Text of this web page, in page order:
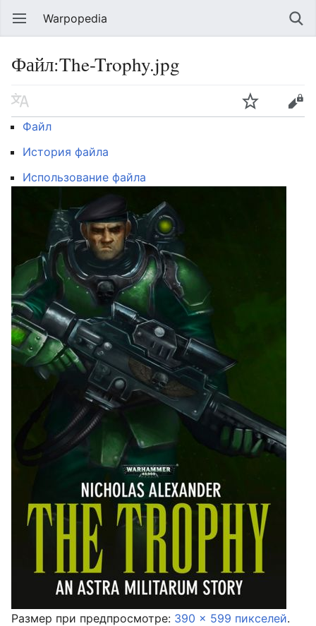
Warpopedia
Файл:The-Trophy.jpg
Файл
История файла
Использование файла
Размер при предпросмотре: 390 × 599 пикселей.